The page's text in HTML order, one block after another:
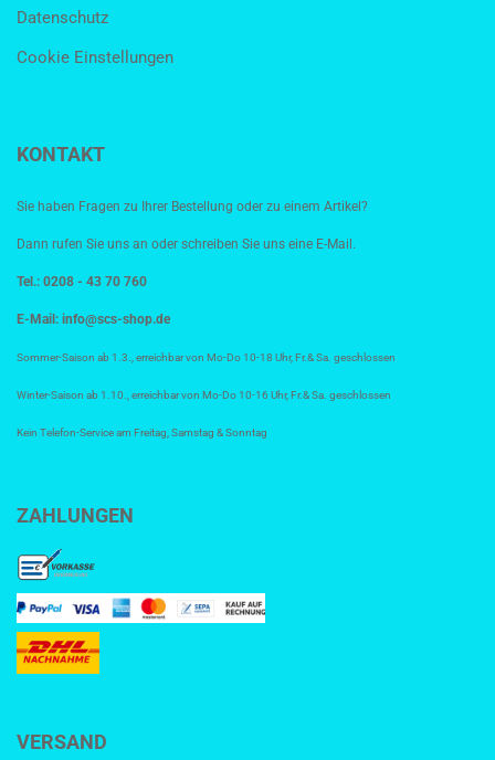
Datenschutz
Cookie Einstellungen
KONTAKT
Sie haben Fragen zu Ihrer Bestellung oder zu einem Artikel?
Dann rufen Sie uns an oder schreiben Sie uns eine E-Mail.
Tel.: 0208 - 43 70 760
E-Mail: info@scs-shop.de
Sommer-Saison ab 1.3., erreichbar von Mo-Do 10-18 Uhr, Fr.& Sa. geschlossen
Winter-Saison ab 1.10., erreichbar von Mo-Do 10-16 Uhr, Fr.& Sa. geschlossen
Kein Telefon-Service am Freitag, Samstag & Sonntag
ZAHLUNGEN
VERSAND